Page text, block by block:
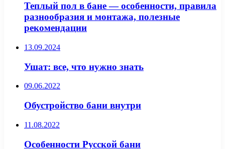
Теплый пол в бане — особенности, правила
разнообразия и монтажа, полезные
рекомендации
13.09.2024
Ушат: все, что нужно знать
09.06.2022
Обустройство бани внутри
11.08.2022
Особенности Русской бани